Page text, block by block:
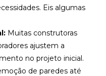
Eis algumas
Muitas construtoras
ajustem a
no projeto inicial.
de paredes até